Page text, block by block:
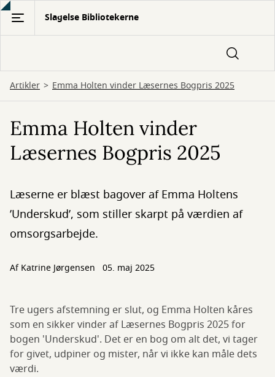
Gå
hovedindhold
Slagelse Bibliotekerne
Artikler Emma Holten vinder Læsernes Bogpris 2025
Emma Holten vinder
Læsernes Bogpris 2025
Læserne er blæst bagover af Emma Holtens
’Underskud’, som stiller skarpt på værdien af
omsorgsarbejde.
AfKatrine Jørgensen 05. maj 2025
Tre ugers afstemning er slut, og Emma Holten kåres
som en sikker vinder af Læsernes Bogpris 2025 for
bogen 'Underskud'. Det er en bog om alt det, vi tager
for givet, udpiner og mister, når vi ikke kan måle dets
værdi.